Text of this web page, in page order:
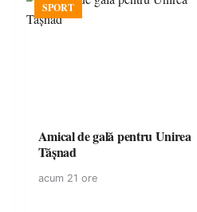
SPORT
Amical de gală pentru Unirea
Tășnad
acum 21 ore